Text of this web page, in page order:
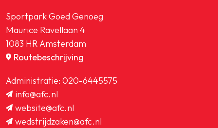
Sportpark Goed Genoeg
Maurice Ravellaan 4
1083 HR Amsterdam
Routebeschrijving
Administratie: 020-6445575
info@afc.nl
website@afc.nl
wedstrijdzaken@afc.nl